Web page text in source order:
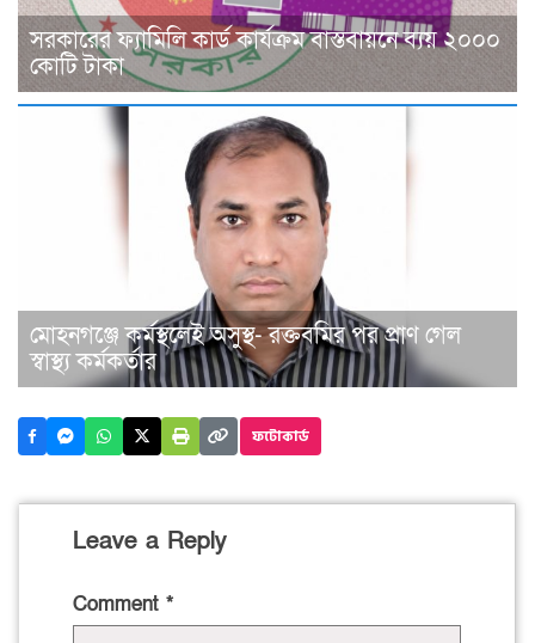
সরকারের ফ্যামিলি কার্ড কার্যক্রম বাস্তবায়নে ব্যয় ২০০০
কোটি টাকা
মোহনগঞ্জে কর্মস্থলেই অসুস্থ- রক্তবমির পর প্রাণ গেল
স্বাস্থ্য কর্মকর্তার
ফটোকার্ড
Leave a Reply
Comment *